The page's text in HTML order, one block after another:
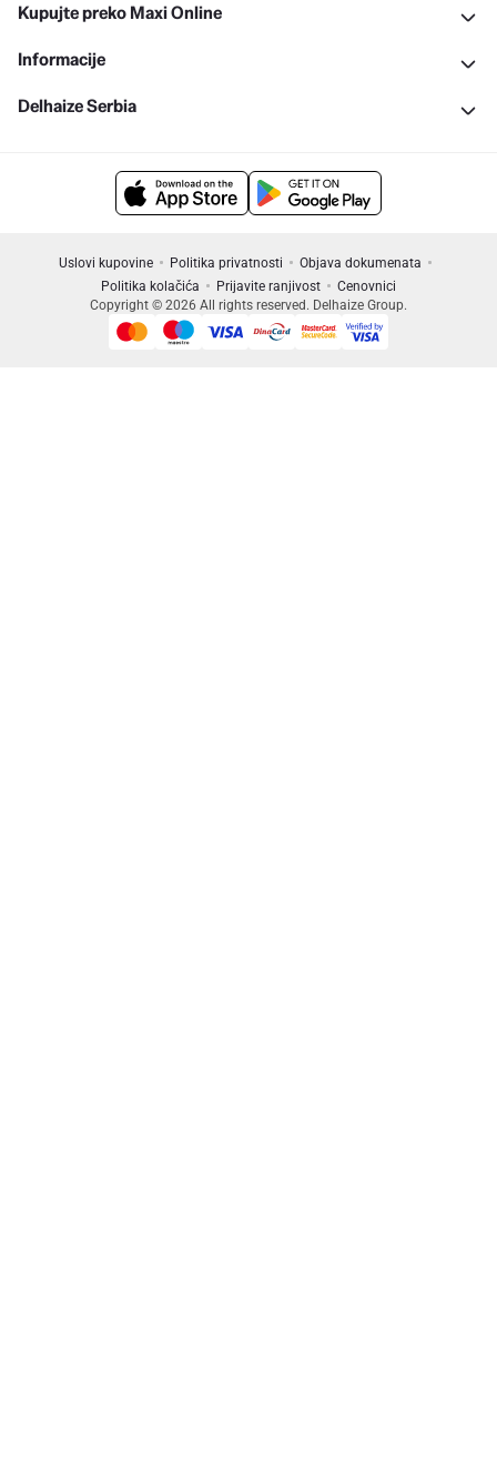
Kupujte preko Maxi Online
Informacije
Delhaize Serbia
Uslovi kupovine Politika privatnosti
Objava dokumenata
Politika kolačića
Prijavite ranjivost
Cenovnici
Copyright © 2026 All rights reserved. Delhaize Group.